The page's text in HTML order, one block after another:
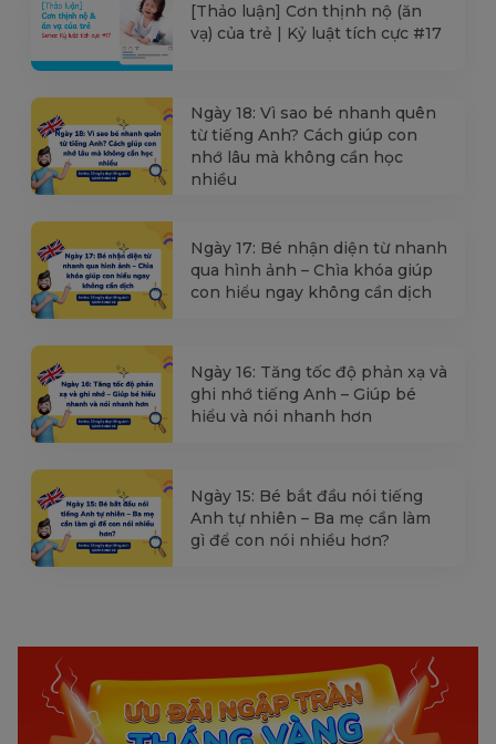
[Thảo luận] Cơn thịnh nộ (ăn
vạ) của trẻ | Kỷ luật tích cực #17
Ngày 18: Vì sao bé nhanh quên
từ tiếng Anh? Cách giúp con
nhớ lâu mà không cần học
nhiều
Ngày 17: Bé nhận diện từ nhanh
qua hình ảnh – Chìa khóa giúp
con hiểu ngay không cần dịch
Ngày 16: Tăng tốc độ phản xạ và
ghi nhớ tiếng Anh – Giúp bé
hiểu và nói nhanh hơn
Ngày 15: Bé bắt đầu nói tiếng
Anh tự nhiên – Ba mẹ cần làm
gì để con nói nhiều hơn?